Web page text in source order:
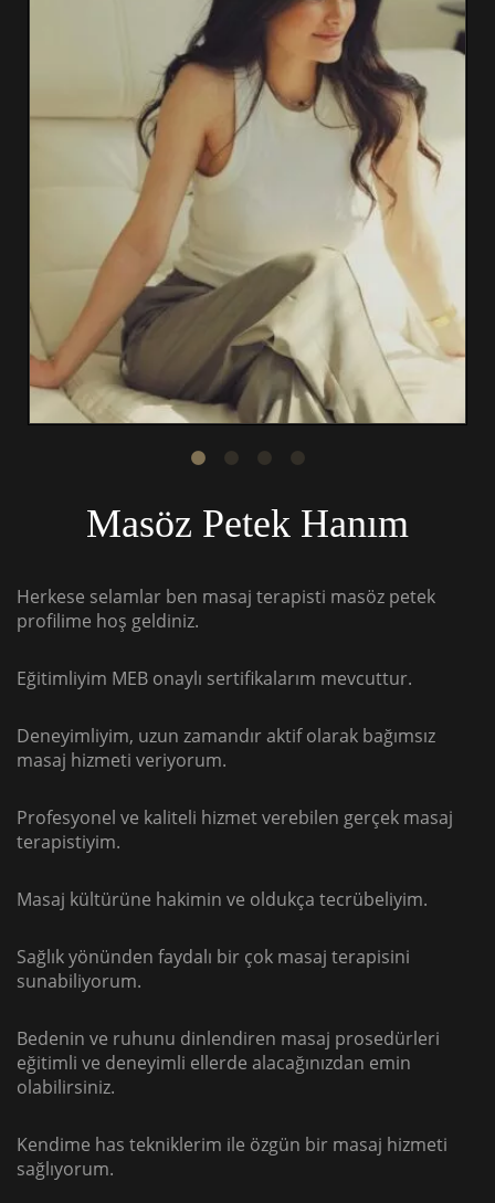
Masöz Petek Hanım
Herkese selamlar ben masaj terapisti masöz petek
profilime hoş geldiniz.
Eğitimliyim MEB onaylı sertifikalarım mevcuttur.
Deneyimliyim, uzun zamandır aktif olarak bağımsız
masaj hizmeti veriyorum.
Profesyonel ve kaliteli hizmet verebilen gerçek masaj
terapistiyim.
Masaj kültürüne hakimin ve oldukça tecrübeliyim.
Sağlık yönünden faydalı bir çok masaj terapisini
sunabiliyorum.
Bedenin ve ruhunu dinlendiren masaj prosedürleri
eğitimli ve deneyimli ellerde alacağınızdan emin
olabilirsiniz.
Kendime has tekniklerim ile özgün bir masaj hizmeti
sağlıyorum.